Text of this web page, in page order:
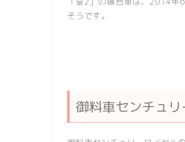
そうです。
御料車センチュ